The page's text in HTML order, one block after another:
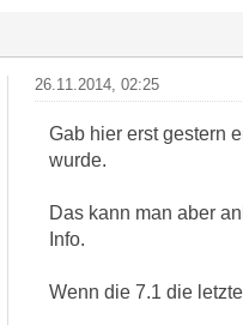
26.11.2014, 02:25
Gab hier erst gestern
wurde.
Das kann man aber
Info.
Wenn die 7.1 die